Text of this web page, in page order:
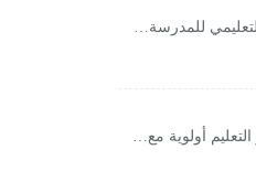
للمدرسة…
أولوية مع…